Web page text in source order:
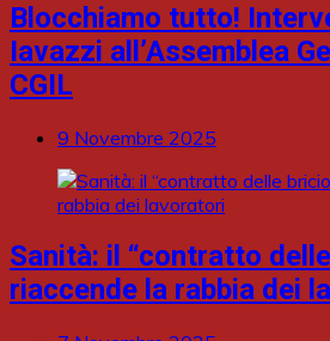
Blocchiamo tutto!
Iavazzi all’Assemblea
CGIL
9 Novembre 2025
Sanità: il “contratto
riaccende la rabbia dei